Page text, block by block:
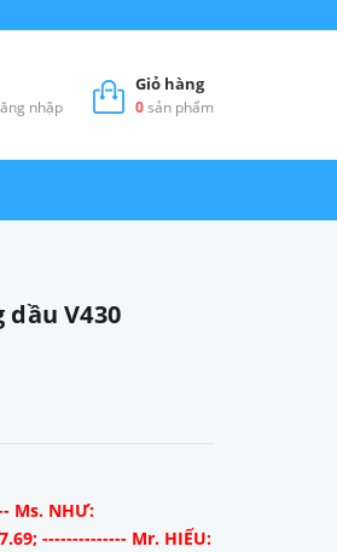
Giỏ hàng
0sản phẩm
nhập
V430
Ms. NHƯ:
-------------- Mr. HIẾU: